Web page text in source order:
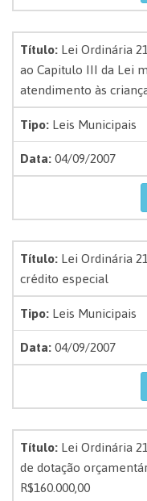
Título:Lei Ordinária
ao Capitulo III da Lei
atendimento às
Tipo:Leis Municipais
Data:04/09/2007
Título:Lei Ordinária
crédito especial
Tipo:Leis Municipais
Data:04/09/2007
Título:Lei Ordinária
de dotação
R$160.000,00